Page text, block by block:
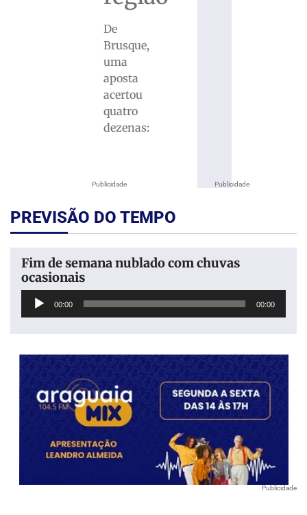
Publicidade
De
Brusque,
uma
aposta
acertou
quatro
dezenas:
Publicidade
PREVISÃO DO TEMPO
Fim de semana nublado com chuvas
ocasionais
Tocador
00:00 00:00
Publicidade